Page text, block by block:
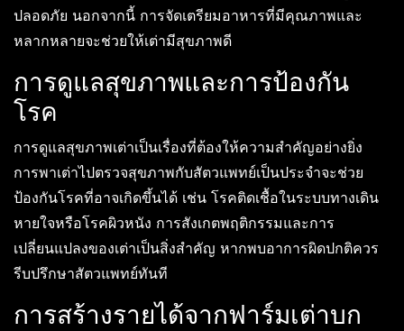
ปลอดภัย นอกจากนี้ การจัดเตรียมอาหารที่มีคุณภาพและ
หลากหลายจะช่วยให้เต่ามีสุขภาพดี
การดูแลสุขภาพและการป้องกัน
โรค
การดูแลสุขภาพเต่าเป็นเรื่องที่ต้องให้ความสำคัญอย่างยิ่ง
การพาเต่าไปตรวจสุขภาพกับสัตวแพทย์เป็นประจำจะช่วย
ป้องกันโรคที่อาจเกิดขึ้นได้ เช่น โรคติดเชื้อในระบบทางเดิน
หายใจหรือโรคผิวหนัง การสังเกตพฤติกรรมและการ
เปลี่ยนแปลงของเต่าเป็นสิ่งสำคัญ หากพบอาการผิดปกติควร
รีบปรึกษาสัตวแพทย์ทันที
การสร้างรายได้จากฟาร์มเต่าบก